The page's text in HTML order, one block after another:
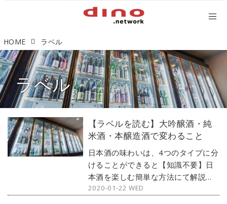
HOME ラベル
ラベル
【ラベルを読む】大吟醸酒・純
米酒・本醸造酒で変わること
日本酒の味わいは、4つのタイプに分
けることができると【知識不要】日
本酒を楽しむ簡単な方法にて解説し
た。ただこれは、日本酒の味に対す
2020-01-22 WED